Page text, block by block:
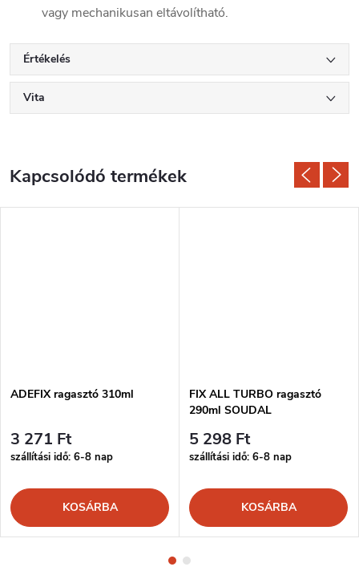
vagy mechanikusan eltávolítható.
Értékelés
Vita
Kapcsolódó termékek
ADEFIX ragasztó 310ml
3 271 Ft
szállítási idő: 6-8 nap
KOSÁRBA
FIX ALL TURBO ragasztó
290ml SOUDAL
5 298 Ft
szállítási idő: 6-8 nap
KOSÁRBA